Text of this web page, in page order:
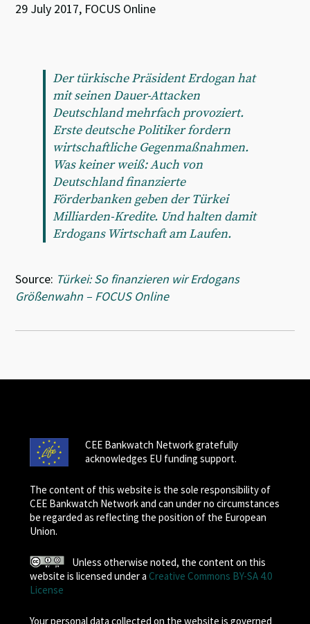
29 July 2017, FOCUS Online
Der türkische Präsident Erdogan hat
mit seinen Dauer-Attacken
Deutschland mehrfach provoziert.
Erste deutsche Politiker fordern
wirtschaftliche Gegenmaßnahmen.
Was keiner weiß: Auch von
Deutschland finanzierte
Förderbanken geben der Türkei
Milliarden-Kredite. Und halten damit
Erdogans Wirtschaft am Laufen.
Source: Türkei: So finanzieren wir Erdogans
Größenwahn – FOCUS Online
CEE Bankwatch Network gratefully
acknowledges EU funding support.
The content of this website is the sole responsibility of
CEE Bankwatch Network and can under no circumstances
be regarded as reflecting the position of the European
Union.
Unless otherwise noted, the content on this
website is licensed under a Creative Commons BY-SA 4.0
License
Your personal data collected on the website is governed